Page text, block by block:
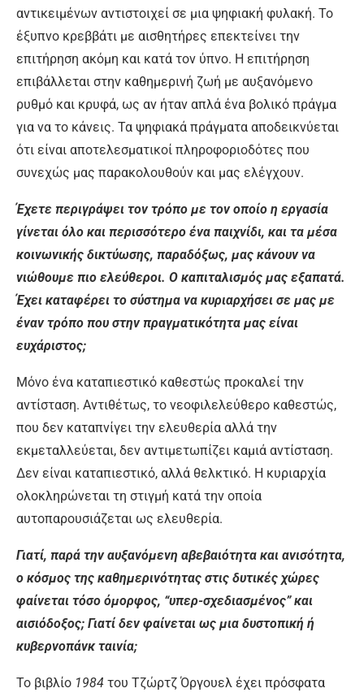
αντικειμένων αντιστοιχεί σε μια ψηφιακή φυλακή. Το
έξυπνο κρεββάτι με αισθητήρες επεκτείνει την
επιτήρηση ακόμη και κατά τον ύπνο. Η επιτήρηση
επιβάλλεται στην καθημερινή ζωή με αυξανόμενο
ρυθμό και κρυφά, ως αν ήταν απλά ένα βολικό πράγμα
για να το κάνεις. Τα ψηφιακά πράγματα αποδεικνύεται
ότι είναι αποτελεσματικοί πληροφοριοδότες που
συνεχώς μας παρακολουθούν και μας ελέγχουν.
Έχετε περιγράψει τον τρόπο με τον οποίο η εργασία
γίνεται όλο και περισσότερο ένα παιχνίδι, και τα μέσα
κοινωνικής δικτύωσης, παραδόξως, μας κάνουν να
νιώθουμε πιο ελεύθεροι. Ο καπιταλισμός μας εξαπατά.
Έχει καταφέρει το σύστημα να κυριαρχήσει σε μας με
έναν τρόπο που στην πραγματικότητα μας είναι
ευχάριστος;
Μόνο ένα καταπιεστικό καθεστώς προκαλεί την
αντίσταση. Αντιθέτως, το νεοφιλελεύθερο καθεστώς,
που δεν καταπνίγει την ελευθερία αλλά την
εκμεταλλεύεται, δεν αντιμετωπίζει καμιά αντίσταση.
Δεν είναι καταπιεστικό, αλλά θελκτικό. Η κυριαρχία
ολοκληρώνεται τη στιγμή κατά την οποία
αυτοπαρουσιάζεται ως ελευθερία.
Γιατί, παρά την αυξανόμενη αβεβαιότητα και ανισότητα,
ο κόσμος της καθημερινότητας στις δυτικές χώρες
φαίνεται τόσο όμορφος, “υπερ-σχεδιασμένος” και
αισιόδοξος; Γιατί δεν φαίνεται ως μια δυστοπική ή
κυβερνοπάνκ ταινία;
Το βιβλίο 1984 του Τζώρτζ Όργουελ έχει πρόσφατα